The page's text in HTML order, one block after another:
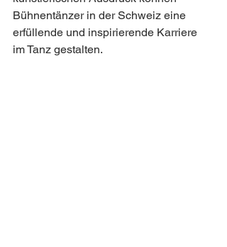
Bühnentänzer in der Schweiz eine
erfüllende und inspirierende Karriere
im Tanz gestalten.